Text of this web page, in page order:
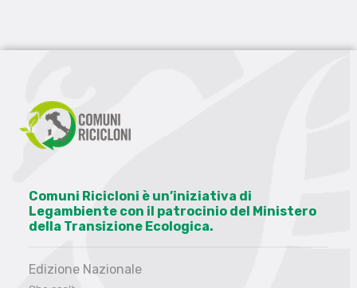
Comuni Ricicloni è un’iniziativa di
Legambiente con il patrocinio del Ministero
della Transizione Ecologica.
Edizione Nazionale